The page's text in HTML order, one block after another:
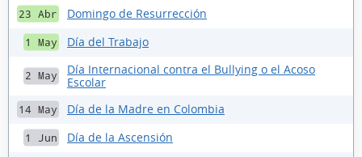
23 Abr Domingo de Resurrección
1 May Día del Trabajo
2 May
Día Internacional contra el Bullying o el Acoso
Escolar
14 May Día de la Madre en Colombia
1 Jun Día de la Ascensión